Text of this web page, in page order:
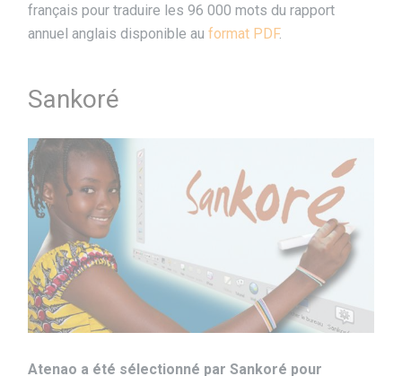
français pour traduire les 96 000 mots du rapport
annuel anglais disponible au format PDF.
Sankoré
Atenao a été sélectionné par Sankoré pour